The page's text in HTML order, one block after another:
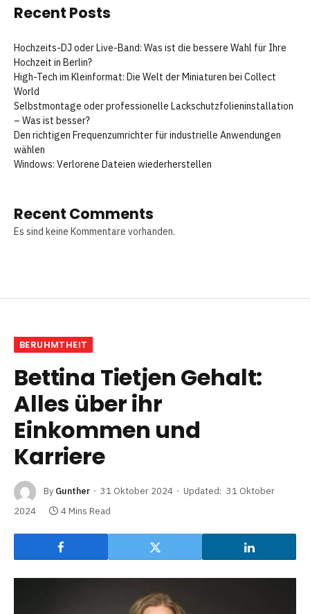
Recent Posts
Hochzeits-DJ oder Live-Band: Was ist die bessere Wahl für Ihre
Hochzeit in Berlin?
High-Tech im Kleinformat: Die Welt der Miniaturen bei Collect
World
Selbstmontage oder professionelle Lackschutzfolieninstallation
– Was ist besser?
Den richtigen Frequenzumrichter für industrielle Anwendungen
wählen
Windows: Verlorene Dateien wiederherstellen
Recent Comments
Es sind keine Kommentare vorhanden.
BERUHMTHEIT
Bettina Tietjen Gehalt:
Alles über ihr
Einkommen und
Karriere
By Gunther 31 Oktober 2024 Updated: 31 Oktober
2024
4 Mins Read